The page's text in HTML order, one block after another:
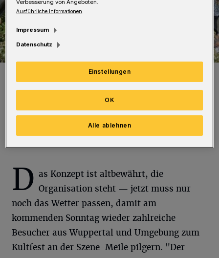
Auf geht's ins Luisenviertel!
Foto: Wolf Birke
D as Konzept ist altbewährt, die
Organisation steht — jetzt muss nur
noch das Wetter passen, damit am
kommenden Sonntag wieder zahlreiche
Besucher aus Wuppertal und Umgebung zum
Kultfest an der Szene-Meile pilgern. "Der
Verbesserung von Angeboten.
Ausführliche Informationen
Impressum
Datenschutz
Einstellungen
Alle ablehnen
OK